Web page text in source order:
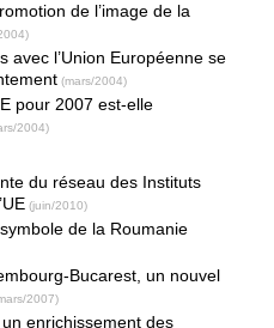
de l’image de la
avec l’Union Européenne se
(mars/2004)
pour 2007 est-elle
2004)
du réseau des Instituts
(juin/2010)
de la Roumanie
Bucarest, un nouvel
2007)
enrichissement des